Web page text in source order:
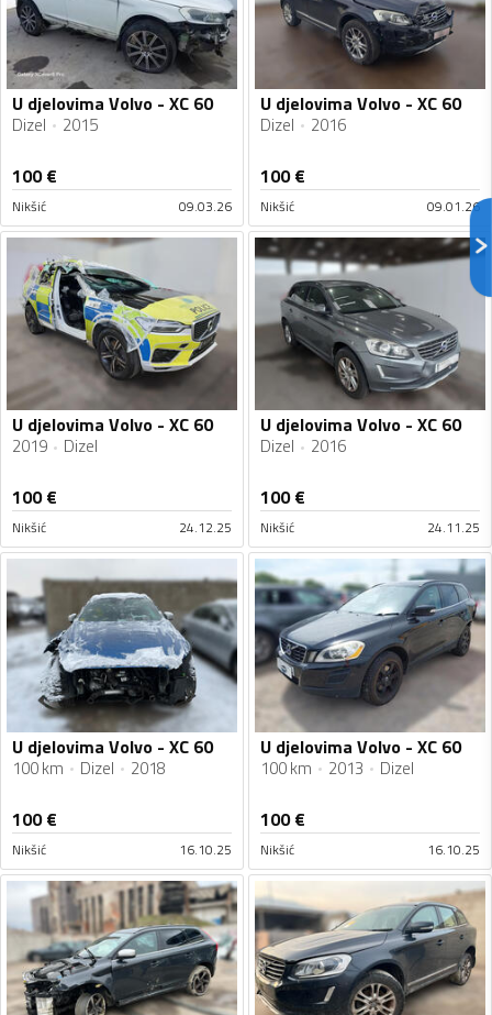
U djelovima Volvo - XC 60
Dizel 2015
100€
Nikšić 09.03.26
U djelovima Volvo - XC 60
Dizel 2016
100€
Nikšić 09.01.26
U djelovima Volvo - XC 60
2019 Dizel
100€
Nikšić 24.12.25
U djelovima Volvo - XC 60
Dizel 2016
100€
Nikšić 24.11.25
U djelovima Volvo - XC 60
100 km Dizel 2018
100€
Nikšić 16.10.25
U djelovima Volvo - XC 60
100 km 2013 Dizel
100€
Nikšić 16.10.25